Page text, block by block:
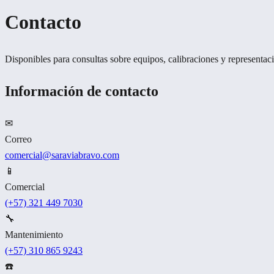
Contacto
Disponibles para consultas sobre equipos, calibraciones y
Información de contacto
✉
Correo
comercial@saraviabravo.com
📱
Comercial
(+57) 321 449 7030
🔧
Mantenimiento
(+57) 310 865 9243
☎️